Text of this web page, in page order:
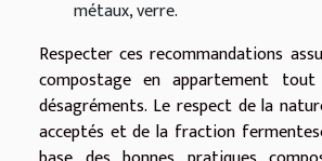
métaux, verre.
Respecter ces recommandations
compostage en appartement
désagréments. Le respect de la
acceptés et de la fraction